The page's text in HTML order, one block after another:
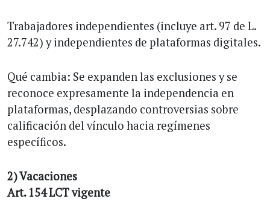
Trabajadores independientes (incluye art. 97 de L.
27.742) y independientes de plataformas digitales.
Qué cambia: Se expanden las exclusiones y se
reconoce expresamente la independencia en
plataformas, desplazando controversias sobre
calificación del vínculo hacia regímenes
específicos.
2) Vacaciones
Art. 154 LCT vigente